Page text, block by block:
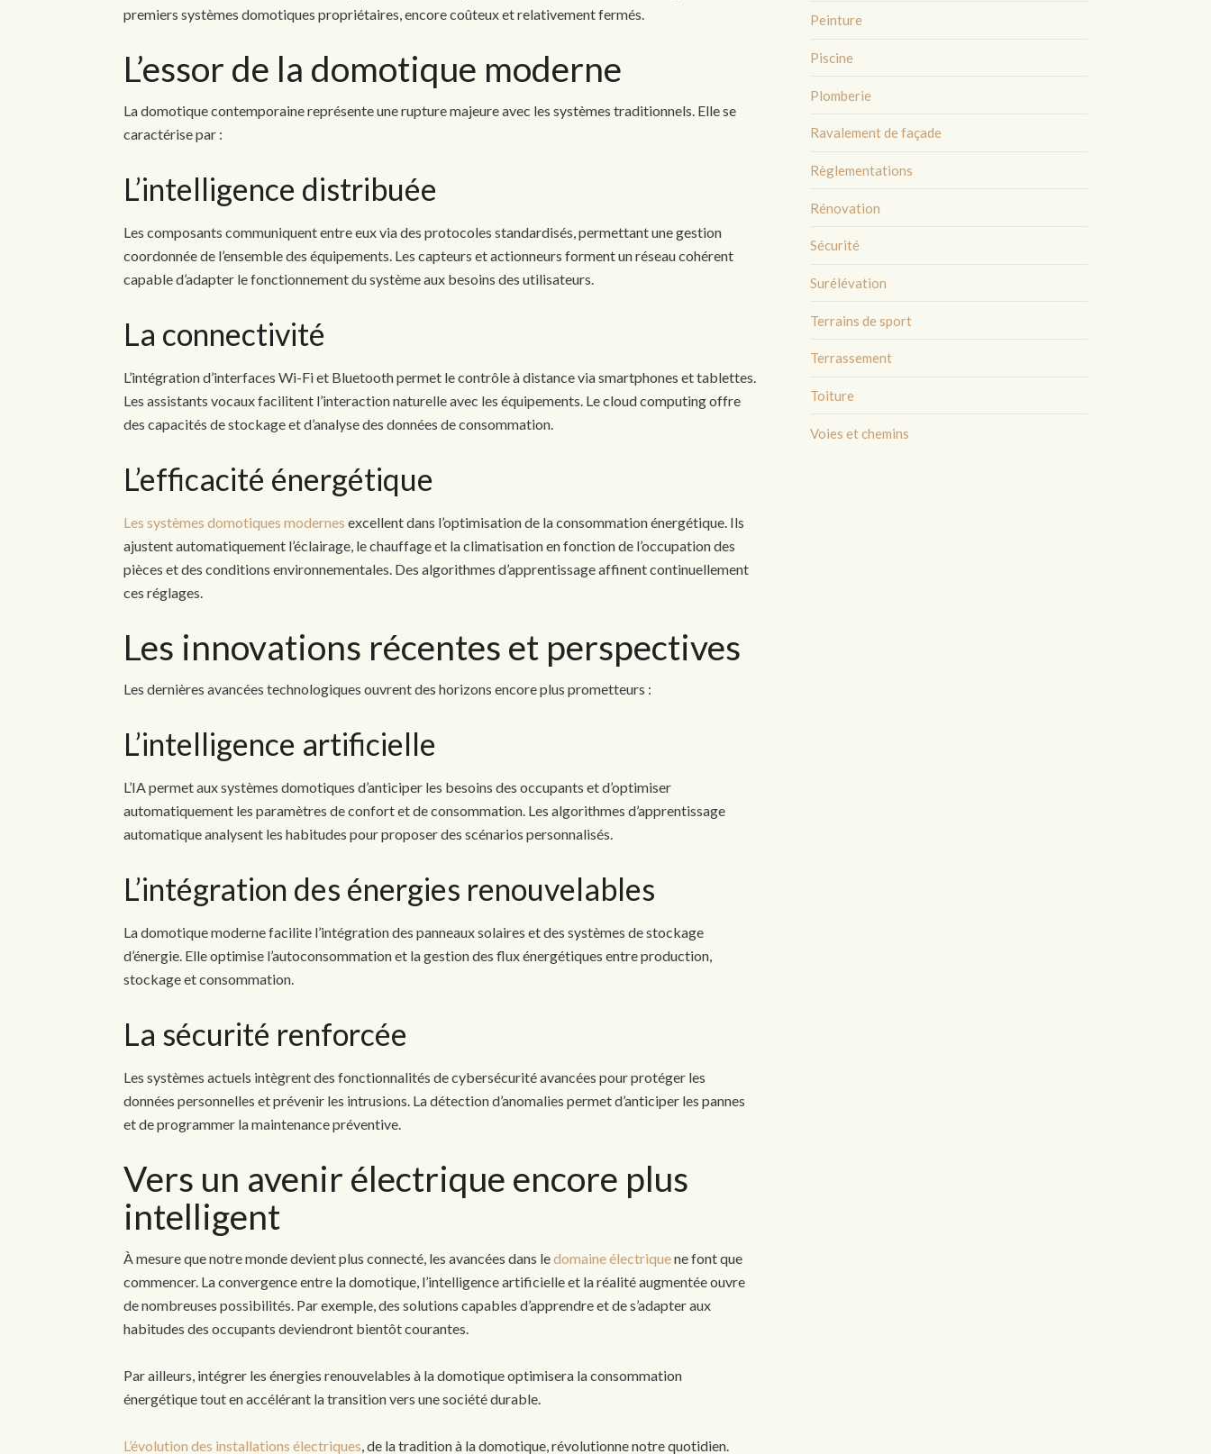
premiers systèmes domotiques propriétaires, encore coûteux et relativement fermés.
L’essor de la domotique moderne
La domotique contemporaine représente une rupture majeure avec les systèmes traditionnels. Elle se
caractérise par :
L’intelligence distribuée
Les composants communiquent entre eux via des protocoles standardisés, permettant une gestion
coordonnée de l’ensemble des équipements. Les capteurs et actionneurs forment un réseau cohérent
capable d’adapter le fonctionnement du système aux besoins des utilisateurs.
La connectivité
L’intégration d’interfaces Wi-Fi et Bluetooth permet le contrôle à distance via smartphones et tablettes.
Les assistants vocaux facilitent l’interaction naturelle avec les équipements. Le cloud computing offre
des capacités de stockage et d’analyse des données de consommation.
L’efficacité énergétique
Les systèmes domotiques modernes excellent dans l’optimisation de la consommation énergétique. Ils
ajustent automatiquement l’éclairage, le chauffage et la climatisation en fonction de l’occupation des
pièces et des conditions environnementales. Des algorithmes d’apprentissage affinent continuellement
ces réglages.
Les innovations récentes et perspectives
Les dernières avancées technologiques ouvrent des horizons encore plus prometteurs :
L’intelligence artificielle
L’IA permet aux systèmes domotiques d’anticiper les besoins des occupants et d’optimiser
automatiquement les paramètres de confort et de consommation. Les algorithmes d’apprentissage
automatique analysent les habitudes pour proposer des scénarios personnalisés.
L’intégration des énergies renouvelables
La domotique moderne facilite l’intégration des panneaux solaires et des systèmes de stockage
d’énergie. Elle optimise l’autoconsommation et la gestion des flux énergétiques entre production,
stockage et consommation.
La sécurité renforcée
Les systèmes actuels intègrent des fonctionnalités de cybersécurité avancées pour protéger les
données personnelles et prévenir les intrusions. La détection d’anomalies permet d’anticiper les pannes
et de programmer la maintenance préventive.
Vers un avenir électrique encore plus
intelligent
À mesure que notre monde devient plus connecté, les avancées dans ledomaine électriquene font que
commencer. La convergence entre la domotique, l’intelligence artificielle et la réalité augmentée ouvre
de nombreuses possibilités. Par exemple, des solutions capables d’apprendre et de s’adapter aux
habitudes des occupants deviendront bientôt courantes.
Par ailleurs, intégrer les énergies renouvelables à la domotique optimisera la consommation
énergétique tout en accélérant la transition vers une société durable.
L’évolution des installations électriques , de la tradition à la domotique, révolutionne notre quotidien.
Peinture
Piscine
Plomberie
Ravalement de façade
Règlementations
Rénovation
Sécurité
Surélévation
Terrains de sport
Terrassement
Toiture
Voies et chemins